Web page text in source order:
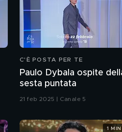
C'È POSTA PER TE
Paulo Dybala ospite
sesta puntata
21 feb 2025 | Canale 5
1 MIN